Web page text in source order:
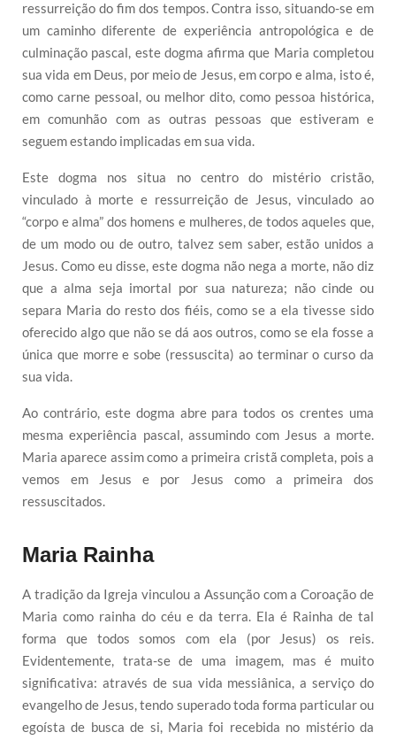
ressurreição do fim dos tempos. Contra isso, situando-se em
um caminho diferente de experiência antropológica e de
culminação pascal, este dogma afirma que Maria completou
sua vida em Deus, por meio de Jesus, em corpo e alma, isto é,
como carne pessoal, ou melhor dito, como pessoa histórica,
em comunhão com as outras pessoas que estiveram e
seguem estando implicadas em sua vida.
Este dogma nos situa no centro do mistério cristão,
vinculado à morte e ressurreição de Jesus, vinculado ao
“corpo e alma” dos homens e mulheres, de todos aqueles que,
de um modo ou de outro, talvez sem saber, estão unidos a
Jesus. Como eu disse, este dogma não nega a morte, não diz
que a alma seja imortal por sua natureza; não cinde ou
separa Maria do resto dos fiéis, como se a ela tivesse sido
oferecido algo que não se dá aos outros, como se ela fosse a
única que morre e sobe (ressuscita) ao terminar o curso da
sua vida.
Ao contrário, este dogma abre para todos os crentes uma
mesma experiência pascal, assumindo com Jesus a morte.
Maria aparece assim como a primeira cristã completa, pois a
vemos em Jesus e por Jesus como a primeira dos
ressuscitados.
Maria Rainha
A tradição da Igreja vinculou a Assunção com a Coroação de
Maria como rainha do céu e da terra. Ela é Rainha de tal
forma que todos somos com ela (por Jesus) os reis.
Evidentemente, trata-se de uma imagem, mas é muito
significativa: através de sua vida messiânica, a serviço do
evangelho de Jesus, tendo superado toda forma particular ou
egoísta de busca de si, Maria foi recebida no mistério da